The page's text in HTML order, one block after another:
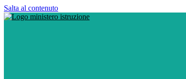
Salta al contenuto